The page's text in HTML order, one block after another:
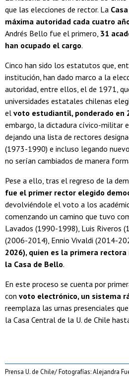
que las elecciones de rector. La
máxima autoridad cada cuatro
Andrés Bello fue el primero, 31
han ocupado el cargo.
Cinco han sido los estatutos que,
institución, han dado marco a la
autoridad, entre ellos, el de 1971,
universidades estatales chilenas
el voto estudiantil, ponderado en
embargo, la dictadura cívico-militar
dejando una lista de rectores
(1973-1990) e incluso legando
no serían cambiados de manera
Pese a ello, tras el regreso de la
fue el primer rector elegido
devolviéndole el voto a los
comenzando un camino que tuvo
Lavados (1990-1998), Luis Riveros
(2006-2014), Ennio Vivaldi (2014-
2026), quien es la primera
la Casa de Bello.
En este proceso se cuenta por
con voto electrónico, un sistema
reemplaza las urnas presenciales
la Casa Central de la U. de Chile
Prensa U. de Chile/ Fotografías: Alejandra